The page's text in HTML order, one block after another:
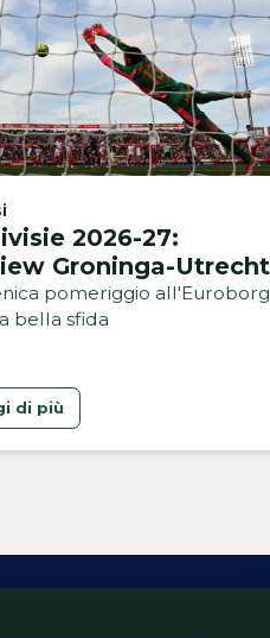
2026-27:
Groninga-Utrecht
pomeriggio all'Euroborg
bella sfida
di più